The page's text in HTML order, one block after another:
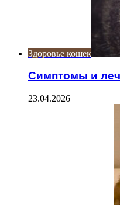
Здоровье кошек
Симптомы и
23.04.2026